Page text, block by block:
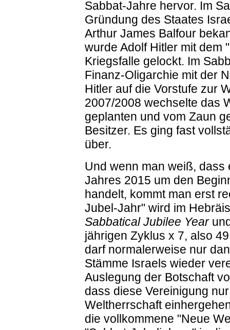
Sabbat-Jahre hervor. Im
Gründung des Staates
Arthur James Balfour
wurde Adolf Hitler mit dem
Kriegsfalle gelockt. Im
Finanz-Oligarchie mit der
Hitler auf die Vorstufe zur
2007/2008 wechselte das
geplanten und vom Zaun
Besitzer. Es ging fast
über.
Und wenn man weiß,
Jahres 2015 um den
handelt, kommt man erst
Jubel-Jahr" wird im
Sabbatical Jubilee Year
jährigen Zyklus x 7, also
darf normalerweise nur
Stämme Israels wieder
Auslegung der Botschaft
dass diese Vereinigung
Weltherrschaft
die vollkommene "Neue